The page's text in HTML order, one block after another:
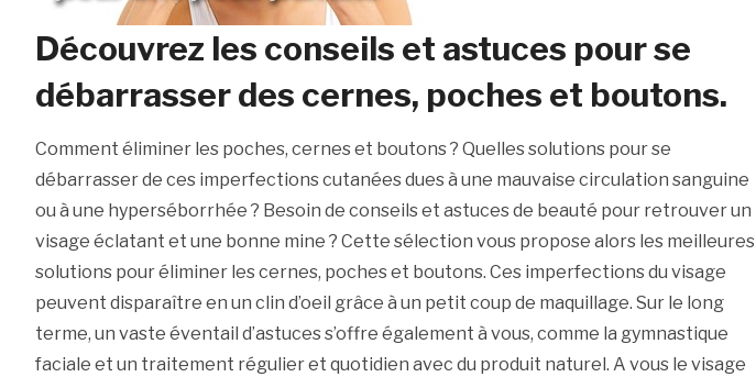
Découvrez les conseils et astuces pour se
débarrasser des cernes, poches et boutons.
Comment éliminer les poches, cernes et boutons ? Quelles solutions pour se
débarrasser de ces imperfections cutanées dues à une mauvaise circulation sanguine
ou à une hyperséborrhée ? Besoin de conseils et astuces de beauté pour retrouver un
visage éclatant et une bonne mine ? Cette sélection vous propose alors les meilleures
solutions pour éliminer les cernes, poches et boutons. Ces imperfections du visage
peuvent disparaître en un clin d’oeil grâce à un petit coup de maquillage. Sur le long
terme, un vaste éventail d’astuces s’offre également à vous, comme la gymnastique
faciale et un traitement régulier et quotidien avec du produit naturel. A vous le visage